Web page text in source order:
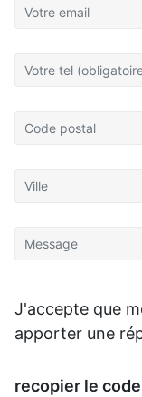
J'accepte que
apporter une
recopier le